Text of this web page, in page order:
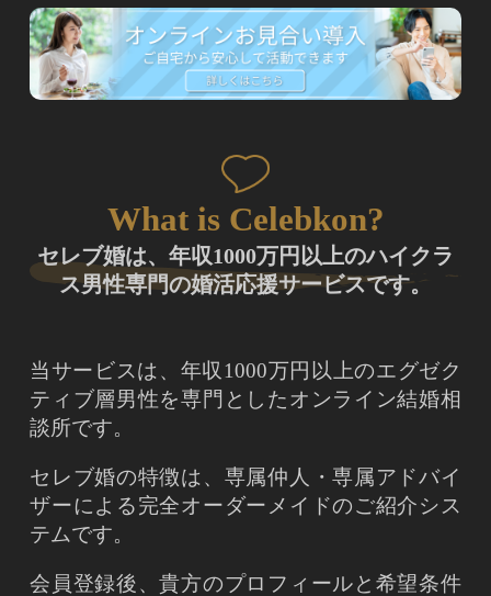
What is Celebkon?
セレブ婚は、年収1000万円以上のハイクラ
ス男性専門の婚活応援サービスです。
当サービスは、年収1000万円以上のエグゼク
ティブ層男性を専門としたオンライン結婚相
談所です。
セレブ婚の特徴は、専属仲人・専属アドバイ
ザーによる完全オーダーメイドのご紹介シス
テムです。
会員登録後、貴方のプロフィールと希望条件